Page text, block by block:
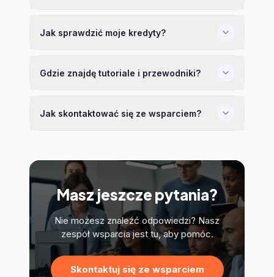
Jak sprawdzić moje kredyty?
Gdzie znajdę tutoriale i przewodniki?
Jak skontaktować się ze wsparciem?
Masz jeszcze pytania?
Nie możesz znaleźć odpowiedzi? Nasz
zespół wsparcia jest tu, aby pomóc.
Skontaktuj się ze wsparciem